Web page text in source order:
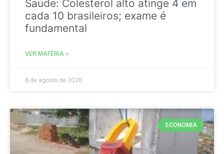
Saúde: Colesterol alto atinge 4 em
cada 10 brasileiros; exame é
fundamental
VER MATÉRIA »
8 de agosto de 2026
ECONOMIA